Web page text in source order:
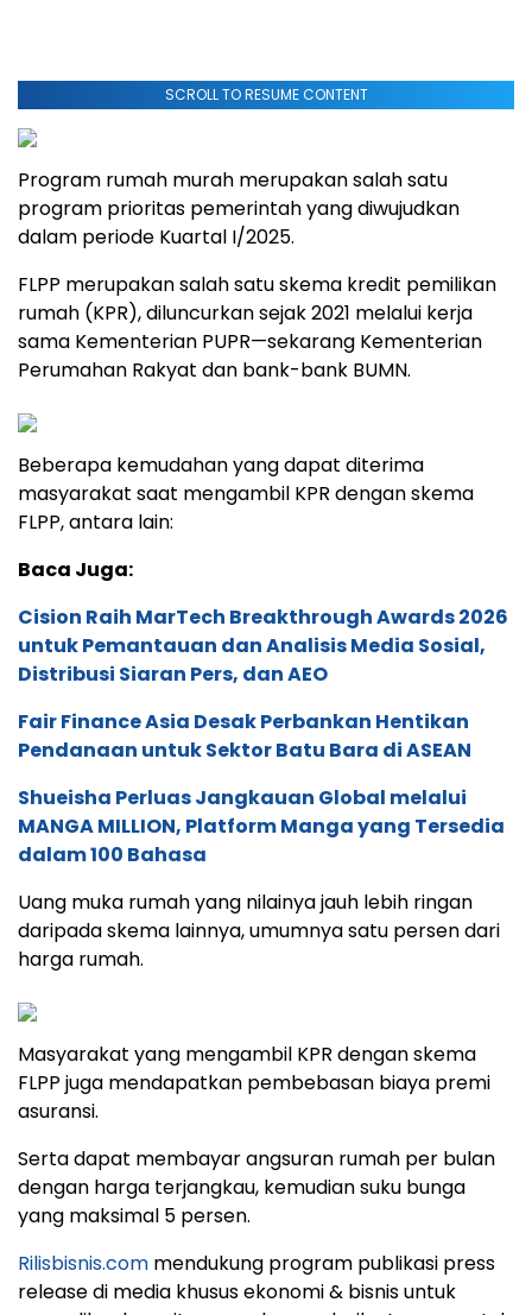
SCROLL TO RESUME CONTENT
Program rumah murah merupakan salah satu
program prioritas pemerintah yang diwujudkan
dalam periode Kuartal I/2025.
FLPP merupakan salah satu skema kredit pemilikan
rumah (KPR), diluncurkan sejak 2021 melalui kerja
sama Kementerian PUPR—sekarang Kementerian
Perumahan Rakyat dan bank-bank BUMN.
Beberapa kemudahan yang dapat diterima
masyarakat saat mengambil KPR dengan skema
FLPP, antara lain:
Baca Juga:
Cision Raih MarTech Breakthrough Awards 2026
untuk Pemantauan dan Analisis Media Sosial,
Distribusi Siaran Pers, dan AEO
Fair Finance Asia Desak Perbankan Hentikan
Pendanaan untuk Sektor Batu Bara di ASEAN
Shueisha Perluas Jangkauan Global melalui
MANGA MILLION, Platform Manga yang Tersedia
dalam 100 Bahasa
Uang muka rumah yang nilainya jauh lebih ringan
daripada skema lainnya, umumnya satu persen dari
harga rumah.
Masyarakat yang mengambil KPR dengan skema
FLPP juga mendapatkan pembebasan biaya premi
asuransi.
Serta dapat membayar angsuran rumah per bulan
dengan harga terjangkau, kemudian suku bunga
yang maksimal 5 persen.
Rilisbisnis.com mendukung program publikasi press
release di media khusus ekonomi & bisnis untuk